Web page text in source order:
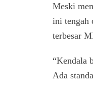
Meski
ini tengah
terbesar
“Kendala
Ada